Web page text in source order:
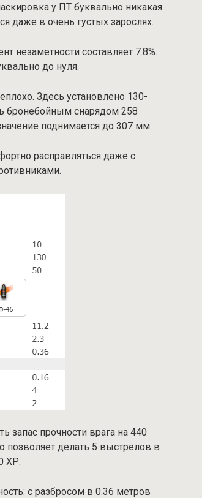
у ПТ буквально никакая.
даже в очень густых зарослях.
незаметности составляет 7.8%.
до нуля.
Здесь установлено 130-
бронебойным снарядом 258
поднимается до 307 мм.
расправляться даже с
прочности врага на 440
позволяет делать 5 выстрелов в
ХР.
с разбросом в 0.36 метров